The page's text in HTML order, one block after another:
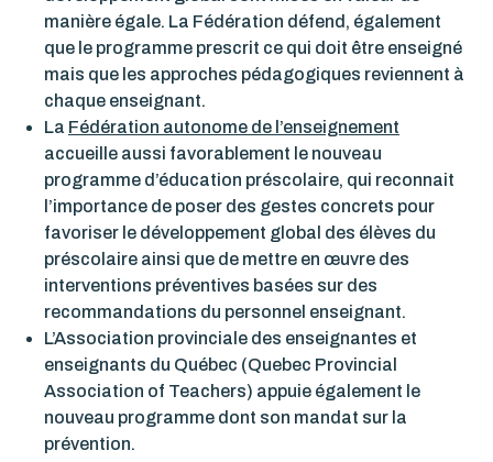
manière égale. La Fédération défend, également
que le programme prescrit ce qui doit être enseigné
mais que les approches pédagogiques reviennent à
chaque enseignant.
La Fédération autonome de l’enseignement
accueille aussi favorablement le nouveau
programme d’éducation préscolaire, qui reconnait
l’importance de poser des gestes concrets pour
favoriser le développement global des élèves du
préscolaire ainsi que de mettre en œuvre des
interventions préventives basées sur des
recommandations du personnel enseignant.
L’Association provinciale des enseignantes et
enseignants du Québec (Quebec Provincial
Association of Teachers) appuie également le
nouveau programme dont son mandat sur la
prévention.